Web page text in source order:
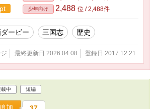
少年向け 2,488 位 / 2,488件
ービー 三国志 歴史
最終更新日 2026.04.08 登録日 2017.12.21
載中 短編